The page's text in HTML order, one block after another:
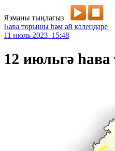
Язманы тыңлагыз
Һава торышы һәм ай календаре
11 июль 2023 15:48
12 июльгә